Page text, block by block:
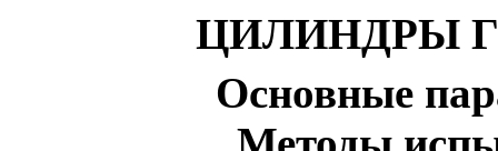
ЦИЛИНДРЫ
Основные